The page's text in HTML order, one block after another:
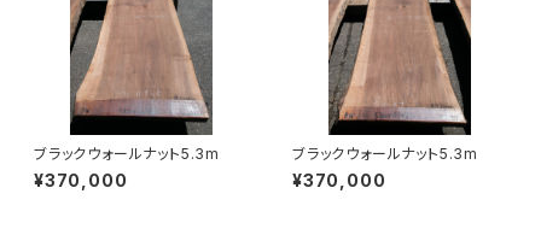
ブラックウォールナット5.3m
¥370,000
ブラックウォールナット5.3m
¥370,000